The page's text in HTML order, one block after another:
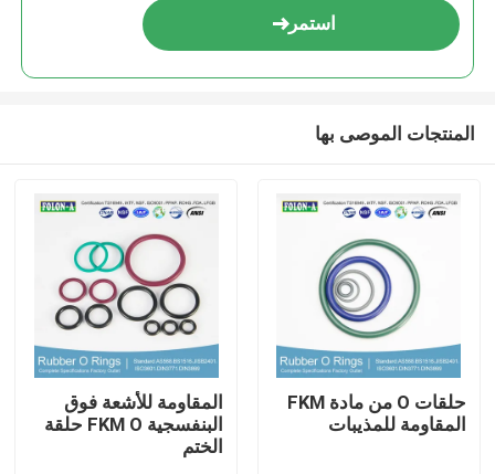
استمر
المنتجات الموصى بها
حلقات O من مادة FKM
المقاومة للمذيبات
المقاومة للأشعة فوق
البنفسجية FKM O حلقة
الختم